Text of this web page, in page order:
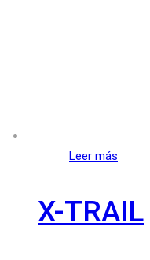
Leer más
X-TRAIL